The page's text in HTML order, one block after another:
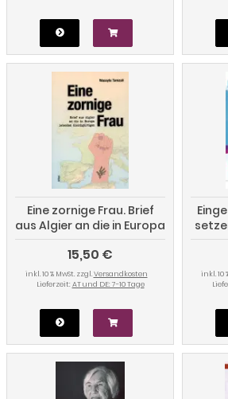
Eine zornige Frau. Brief
aus Algier an die in Europa
lebenden Gleichgültigen
15,50 €
inkl. 10 % MwSt. zzgl.Versandkosten
Lieferzeit: AT und DE: 7-10 Tage
inkl. 10